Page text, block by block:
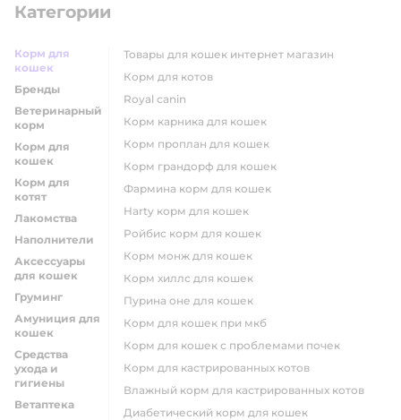
Категории
Корм для
кошек
Бренды
Ветеринарный
корм
Корм для
кошек
Корм для
котят
Лакомства
Наполнители
Аксессуары
для кошек
Груминг
Амуниция для
кошек
Средства
ухода и
гигиены
Ветаптека
товары для кошек интернет магазин
корм для котов
royal canin
корм карника для кошек
корм проплан для кошек
корм грандорф для кошек
фармина корм для кошек
harty корм для кошек
ройбис корм для кошек
корм монж для кошек
корм хиллс для кошек
пурина оне для кошек
корм для кошек при мкб
корм для кошек с проблемами почек
Корм для кастрированных котов
влажный корм для кастрированных котов
диабетический корм для кошек